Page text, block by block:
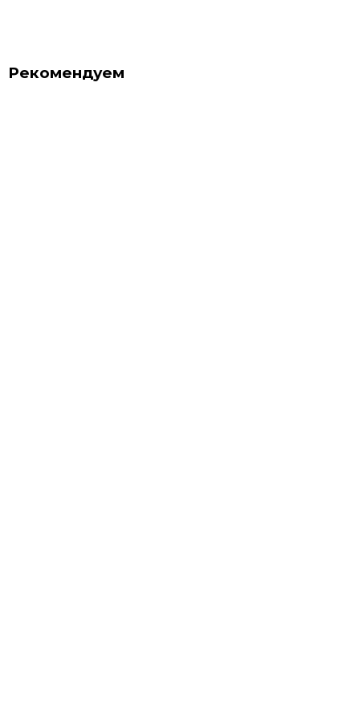
Рекомендуем